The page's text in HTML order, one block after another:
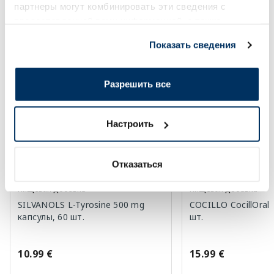
партнеры могут комбинировать эти сведения с
Показать сведения
Разрешить все
Настроить
Отказаться
Пищевая добавка
SILVANOLS L-Tyrosine 500 mg
капсулы, 60 шт.
10.99 €
Пищевая добавка
COCILLO CocillOral
шт.
15.99 €